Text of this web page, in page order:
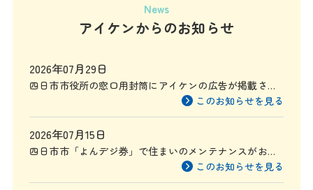
News
アイケンからのお知らせ
2026年07月29日
四日市市役所の窓口用封筒にアイケンの広告が掲載され
このお知らせを見る
2026年07月15日
四日市市「よんデジ券」で住まいのメンテナンスがお得
このお知らせを見る